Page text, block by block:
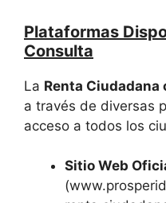
Plataformas
Consulta
La Renta Ciudadana
a través de diversas
acceso a todos los
Sitio Web